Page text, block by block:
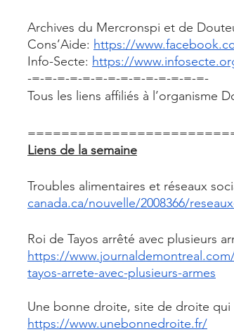
Archives du Mercronspi et de
Cons’Aide: https://
Info-Secte: https://
-=-=-=-=-=-=-=-=-=-=-=-=-=-=-
Tous les liens affiliés à l’organisme
Liens de la semaine
Troubles alimentaires et réseaux
canada.ca/nouvelle/2008366/
Roi de Tayos arrêté avec plusieurs
https://
tayos-arrete-avec-plusieurs-armes
Une bonne droite, site de droite
https://www.unebonnedroite.fr/